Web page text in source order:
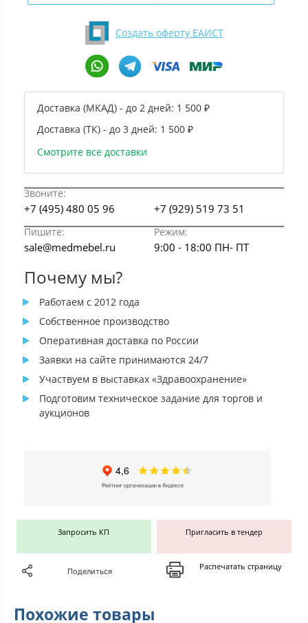
Создать оферту ЕАИСТ
Доставка (МКАД) - до 2 дней: 1 500 ₽
Доставка (ТК) - до 3 дней: 1 500 ₽
Смотрите все доставки
Звоните:
+7 (495) 480 05 96 +7 (929) 519 73 51
Пишите: Режим:
sale@medmebel.ru 9:00 - 18:00 ПН- ПТ
Почему мы?
Работаем с 2012 года
Собственное производство
Оперативная доставка по России
Заявки на сайте принимаются 24/7
Участвуем в выставках «Здравоохранение»
Подготовим техническое задание для торгов и
аукционов
Запросить КП Пригласить в тендер
Поделиться Распечатать страницу
Похожие товары